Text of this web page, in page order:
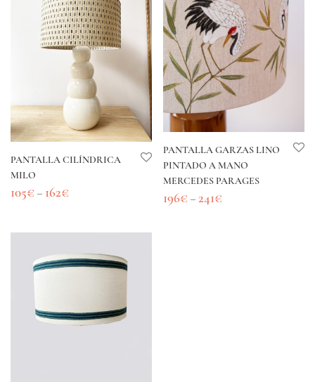
PANTALLA CILÍNDRICA
MILO
105€ – 162€
PANTALLA GARZAS LINO
PINTADO A MANO
MERCEDES PARAGES
196€ – 241€